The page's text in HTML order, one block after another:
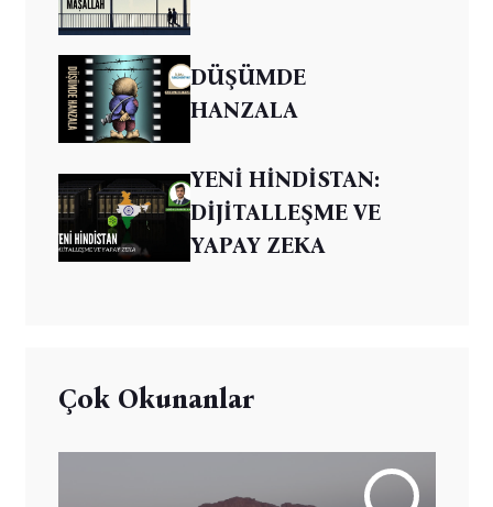
DÜŞÜMDE
HANZALA
YENİ HİNDİSTAN:
DİJİTALLEŞME VE
YAPAY ZEKA
Çok Okunanlar